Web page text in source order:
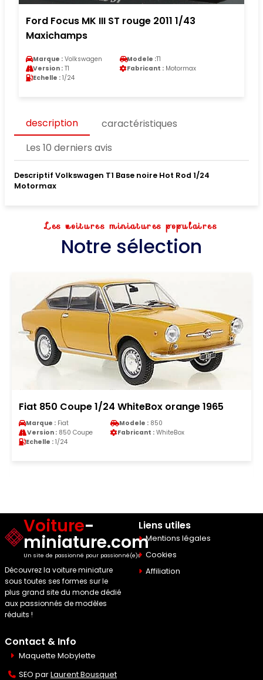
Ford Focus MK III ST rouge 2011 1/43
Maxichamps
Marque : Volkswagen Modele :T1
Version : T1 Fabricant : Motormax
Echelle : 1/24
description
caractéristiques
Les 10 derniers avis
Descriptif Volkswagen T1 Base noire Hot Rod 1/24
Motormax
Les voitures miniatures populaires
Notre sélection
Fiat 850 Coupe 1/24 WhiteBox orange 1965
Marque : Fiat Modele : 850
Version : 850 Coupe Fabricant : WhiteBox
Echelle : 1/24
Voiture-
miniature.com
Un site de passionné pour passionné(e)s
Découvrez la voiture miniature
sous toutes ses formes sur le
plus grand site du monde dédié
aux passionnés de modèles
réduits !
Liens utiles
Mentions légales
Cookies
Affiliation
Contact & Info
Maquette Mobylette
SEO parLaurent Bousquet